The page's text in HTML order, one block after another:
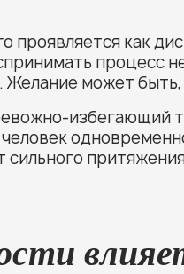
проявляется как
процесс
может
избегающий
сильного